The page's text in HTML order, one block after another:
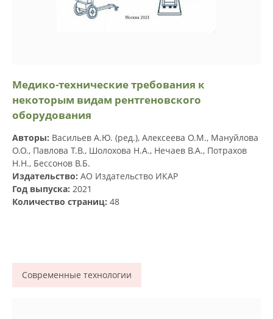
Медико-технические требования к
некоторым видам рентгеновского
оборудования
Авторы: Васильев А.Ю. (ред.), Алексеева О.М., Мануйлова
О.О., Павлова Т.В., Шолохова Н.А., Нечаев В.А., Потрахов
Н.Н., Бессонов В.Б.
Издательство: АО Издательство ИКАР
Год выпуска: 2021
Количество страниц: 48
Современные технологии